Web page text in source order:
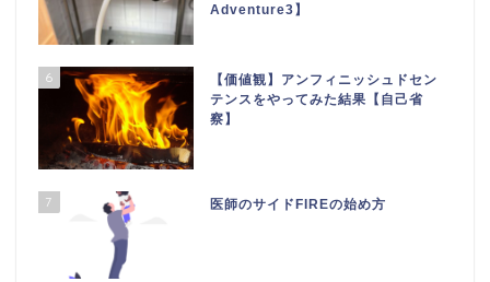
Adventure3】
6
【価値観】アンフィニッシュドセン
テンスをやってみた結果【自己省
察】
7 医師のサイドFIREの始め方